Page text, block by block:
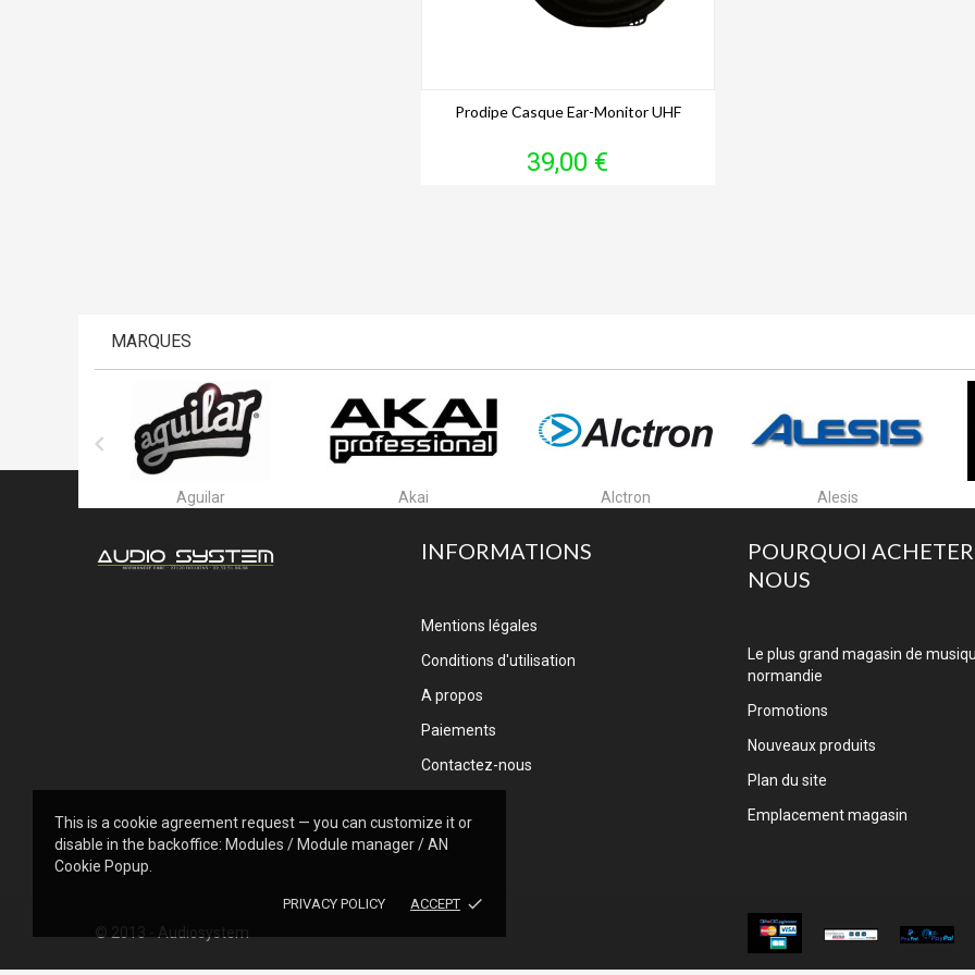
This is a cookie agreement request — you can customize it or
disable in the backoffice: Modules / Module manager / AN
Cookie Popup.
PRIVACY POLICY ACCEPT done
Prodipe Casque Ear-Monitor UHF
Prix
39,00 €
MARQUES

Akai Alctron Alesis Algam Cases
INFORMATIONS
Mentions légales
Conditions d'utilisation
A propos
Paiements
Contactez-nous
POURQUOI
NOUS
Le plus grand magasin de
normandie
Promotions
Nouveaux produits
Plan du site
Emplacement magasin
© 2013 - Audiosystem